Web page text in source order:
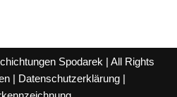
Spodarek | All Rights
Datenschutzerklärung